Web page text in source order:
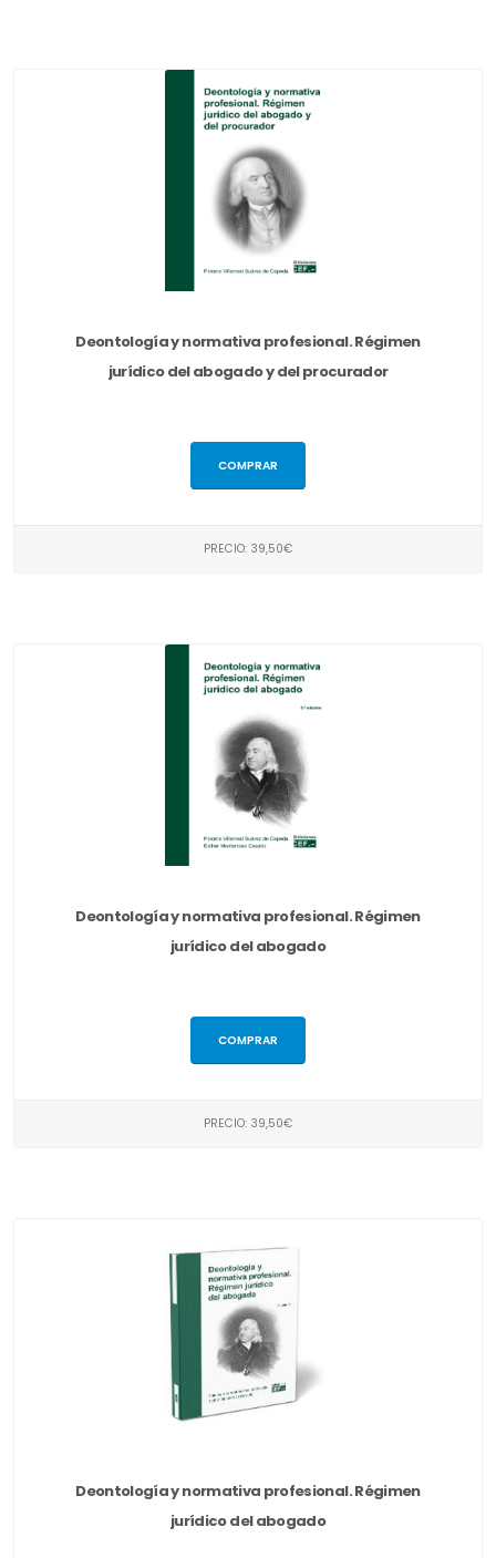
Deontología y normativa profesional. Régimen
jurídico del abogado y del procurador
COMPRAR
PRECIO: 39,50€
Deontología y normativa profesional. Régimen
jurídico del abogado
COMPRAR
PRECIO: 39,50€
Deontología y normativa profesional. Régimen
jurídico del abogado